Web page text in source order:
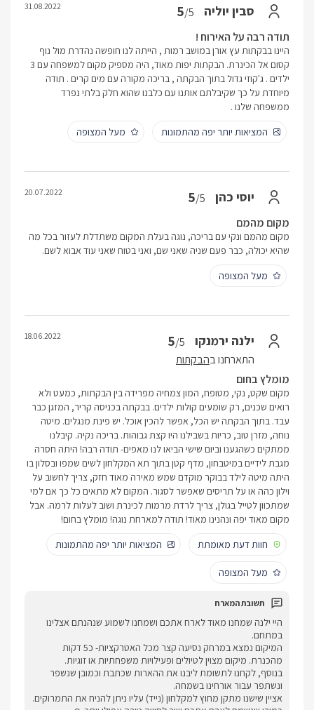
סבין יוליה 5/5
31.08.2022
תודה רבה על האירוח !
היינו בבקתות עץ אורן במושב רמות , הייתה לנו חופשה נהדרת מול נוף
קסום אל הכינרת. הבקתות יפות מאוד, היה מספיק מקום למשפחה עם 3
ילדים . ג'קוזי גדול בתוך הבקתה , בריכה מקורה עם מים קרים . תודה
מיוחדת על כך שקיבלתם אותנו עם כלבנו שהוא חלק בלתי נפרד
ממשפחה שלנו .
המציאות יותר יפה מהתמונות
מעל המצופה
יוסי כהן 5/5
20.07.2022
מקום מהמם
מקום מהמם ונקי עם בריכה, נוגה בעלת המקום משתדלת לעזור בכל מה
שהיא יכולה, כבר פעם שניה שאני שם, ואני בטוח שאני עוד אבוא לשם.
מעל המצופה
ילנה ירמנקו 5/5
התארחנו בהבקתות
18.06.2022
מומלץ בחום
מקום שקט, נקי, מטופח, המון צמחיה מפרידה בין הבקתות, כמעט ולא
רואים שכנים, רק שומעים קולות ילדים. בבקתה בכניסה קריר, המזגן כבר
עבד. בתוך הבקתה יש הכל, אפשר להכין אוכל. יש פינת מנגלים. מיטה
נוחה, מזרן טוב, כריות בשבילנו היו קצת גבוהות. בריכה נקיה. קיבלנו
ממתקים כשהגענו וביום שישי הביאו לנו מאפים- תודה רבה! היתה חסרה
מגבת לידיים במיטבחון, מדף קטן בתוך תא המקלחון לשים שמפו ובסלון בו
היתה מיטה לילד בבוקר מוקדם שמש מאירה מאוד חזק, צריך לחשוב על
וילון כהה או על תריסים שאפשר לסגור. המקום לא מתאים כל כך אם למי
שמתכוון לטייל בגולן, צריך לרדת מרמות לכינרת ושוב לעלות לרמה. אבל
מקום מאוד יפה ונהנינו מאוד! תודה למארחת נוגה! מומלץ בחום!
חוות דעת מאומתת
המציאות יותר יפה מהתמונות
מעל המצופה
היי ילנה שמחנו מאוד לארח אתכם ושמחנו לשמוע שנהנתם אצלינו
במתחם.
המיקום נמצא במרחק נסיעה קצר מכל האטרקציות- כ5 דקות
מהכנרת. מיקום מצוין לטיולים ופעילויות משפחתיות או זוגיות.
בנוסף, לקחנו לתשומת ליבנו את ההארות שכתבת וכמובן שנשפר
ונשתפר עבור אורחינו בשמחה.
אציין שישנו מתקן מחוץ למקלחון (נייד) עליו ניתן להניח את התמרוקים.